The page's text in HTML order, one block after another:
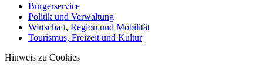
Bürgerservice
Politik und Verwaltung
Wirtschaft, Region und Mobilität
Tourismus, Freizeit und Kultur
Hinweis zu Cookies